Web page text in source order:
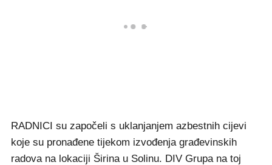
RADNICI su započeli s uklanjanjem azbestnih cijevi
koje su pronađene tijekom izvođenja građevinskih
radova na lokaciji Širina u Solinu. DIV Grupa na toj